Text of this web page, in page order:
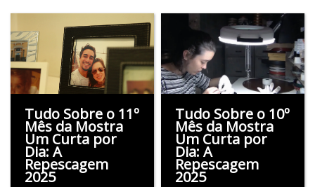
Tudo Sobre o 11º
Mês da Mostra
Um Curta por
Dia: A
Repescagem
2025
Tudo Sobre o 10º
Mês da Mostra
Um Curta por
Dia: A
Repescagem
2025